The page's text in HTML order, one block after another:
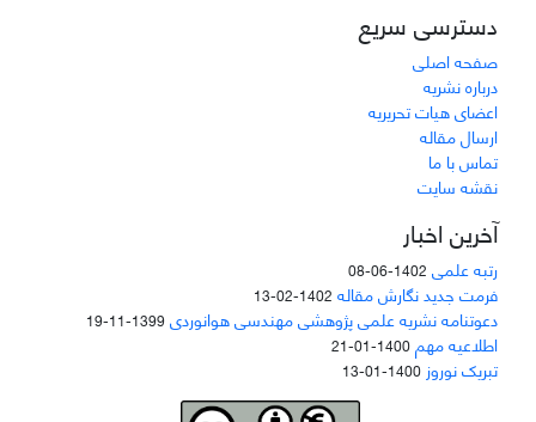
دسترسی سریع
صفحه اصلی
درباره نشریه
اعضای هیات تحریریه
ارسال مقاله
تماس با ما
نقشه سایت
آخرین اخبار
رتبه علمی 1402-06-08
فرمت جدید نگارش مقاله 1402-02-13
دعوتنامه نشریه علمی پژوهشی مهندسی هوانوردی1399-11-19
اطلاعیه مهم1400-01-21
تبریک نوروز 1400-01-13